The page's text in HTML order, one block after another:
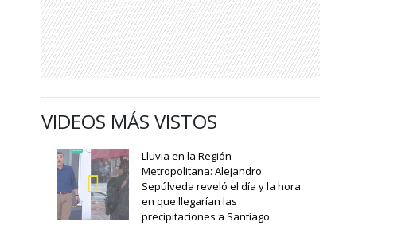
VIDEOS MÁS VISTOS
Lluvia en la Región
Metropolitana: Alejandro
Sepúlveda reveló el día y la hora
en que llegarían las
precipitaciones a Santiago